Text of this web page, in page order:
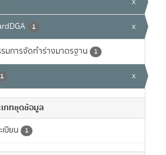
1 x
มการจัดทำร่างมาตรฐาน 1
1 x
เภทชุดข้อมูล
บียน 1